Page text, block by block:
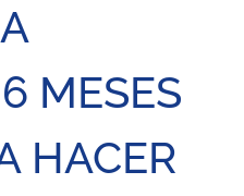
MESES
HACER